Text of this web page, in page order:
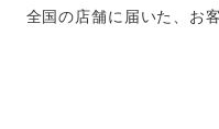
のこだわり
全国の店舗に届いた、お